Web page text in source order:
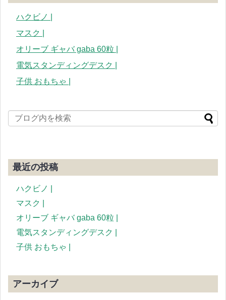
ハクビノ |
マスク |
オリーブ ギャバ gaba 60粒 |
電気スタンディングデスク |
子供 おもちゃ |
最近の投稿
ハクビノ |
マスク |
オリーブ ギャバ gaba 60粒 |
電気スタンディングデスク |
子供 おもちゃ |
アーカイブ